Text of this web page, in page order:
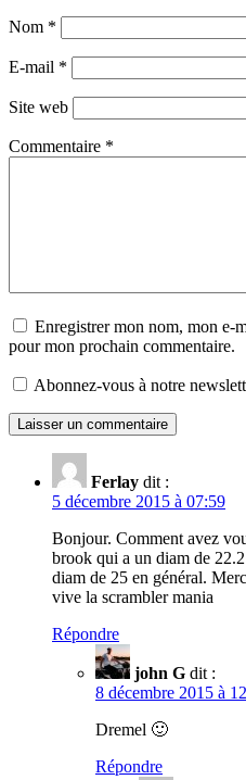
Nom *
E-mail *
Site web
Commentaire *
Enregistrer mon nom, mon e-
pour mon prochain commentaire.
Abonnez-vous à notre
Ferlay dit :
5 décembre 2015 à 07:59
Bonjour. Comment avez
brook qui a un diam de
diam de 25 en général.
vive la scrambler mania
Répondre
john G dit :
8 décembre 2015 à
Dremel 🙂
Répondre